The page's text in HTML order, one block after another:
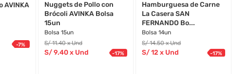
AVINKA
-7%
Nuggets de Pollo con
Brócoli AVINKA Bolsa
15un
Bolsa 15un
S/11.40 x Und
S/9.40x Und -17%
Hamburguesa de Carne
La Casera SAN
FERNANDO Bo...
Bolsa 14un
S/14.50 x Und
S/12 x Und -17%